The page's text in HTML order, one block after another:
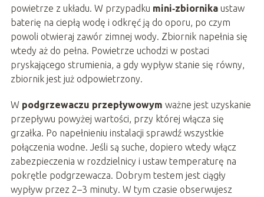
powietrze z układu. W przypadku mini‑zbiornikaustaw
baterię na ciepłą wodę i odkręć ją do oporu, po czym
powoli otwieraj zawór zimnej wody. Zbiornik napełnia się
wtedy aż do pełna. Powietrze uchodzi w postaci
pryskającego strumienia, a gdy wypływ stanie się równy,
zbiornik jest już odpowietrzony.
W podgrzewaczu przepływowym ważne jest uzyskanie
przepływu powyżej wartości, przy której włącza się
grzałka. Po napełnieniu instalacji sprawdź wszystkie
połączenia wodne. Jeśli są suche, dopiero wtedy włącz
zabezpieczenia w rozdzielnicy i ustaw temperaturę na
pokrętle podgrzewacza. Dobrym testem jest ciągły
wypływ przez 2–3 minuty. W tym czasie obserwujesz